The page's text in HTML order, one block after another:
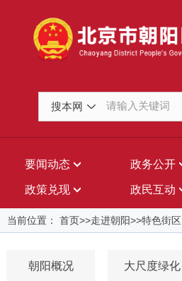
搜本网
要闻动态 政务公开
政策兑现 政民互动
当前位置： 首页>>走进朝阳>>特色街区
朝阳概况 大尺度绿化